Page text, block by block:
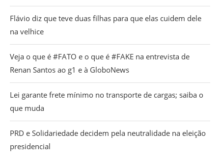
Flávio diz que teve duas filhas para que elas cuidem dele
na velhice
Veja o que é #FATO e o que é #FAKE na entrevista de
Renan Santos ao g1 e à GloboNews
Lei garante frete mínimo no transporte de cargas; saiba o
que muda
PRD e Solidariedade decidem pela neutralidade na eleição
presidencial